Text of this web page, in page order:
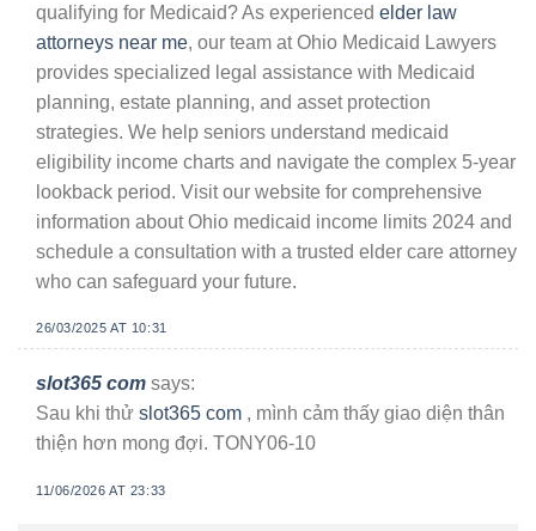
qualifying for Medicaid? As experienced elder law
attorneys near me, our team at Ohio Medicaid Lawyers
provides specialized legal assistance with Medicaid
planning, estate planning, and asset protection
strategies. We help seniors understand medicaid
eligibility income charts and navigate the complex 5-year
lookback period. Visit our website for comprehensive
information about Ohio medicaid income limits 2024 and
schedule a consultation with a trusted elder care attorney
who can safeguard your future.
26/03/2025 AT 10:31
slot365 com says:
Sau khi thử slot365 com , mình cảm thấy giao diện thân
thiện hơn mong đợi. TONY06-10
11/06/2026 AT 23:33